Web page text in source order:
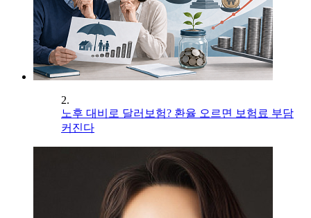
2.
노후 대비로 달러보험? 환율 오르면 보험료 부담
커진다